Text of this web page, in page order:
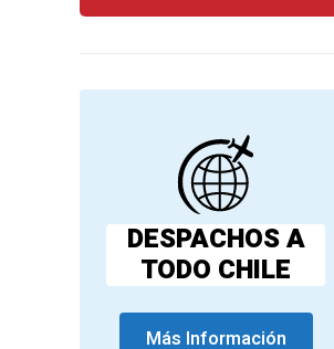
DESPACHOS A
TODO CHILE
Más Información